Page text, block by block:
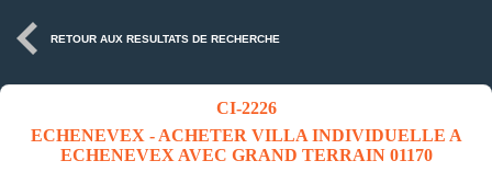
RETOUR AUX RESULTATS DE RECHERCHE
CI-2226
ECHENEVEX - ACHETER VILLA INDIVIDUELLE A
ECHENEVEX AVEC GRAND TERRAIN 01170